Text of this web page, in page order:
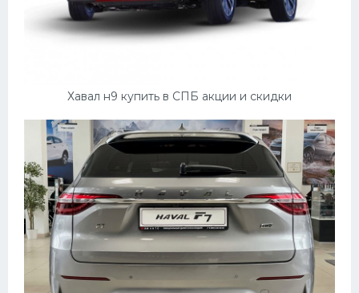
Хавал н9 купить в СПБ акции и скидки